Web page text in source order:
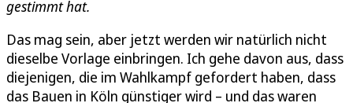
gestimmt hat.
Das mag sein, aber jetzt werden wir natürlich nicht
dieselbe Vorlage einbringen. Ich gehe davon aus, dass
diejenigen, die im Wahlkampf gefordert haben, dass
das Bauen in Köln günstiger wird – und das waren